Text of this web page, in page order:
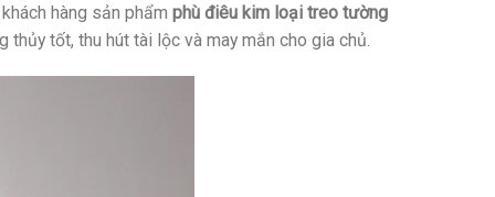
hàng sản phẩm phù điêu kim loại treo tường
tốt, thu hút tài lộc và may mắn cho gia chủ.